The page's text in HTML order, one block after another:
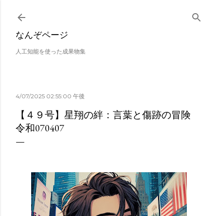
スキップしてメイン
なんぞページ
人工知能を使った成果物集
4/07/2025 02:55:00 午後
【４９号】星翔の絆：言葉と傷跡の冒険
令和070407